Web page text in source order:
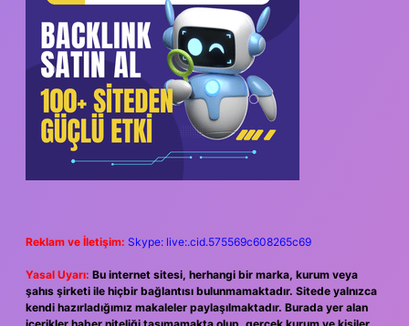
Reklam ve İletişim: Skype: live:.cid.575569c608265c69
Yasal Uyarı: Bu internet sitesi, herhangi bir marka, kurum veya
şahıs şirketi ile hiçbir bağlantısı bulunmamaktadır. Sitede yalnızca
kendi hazırladığımız makaleler paylaşılmaktadır. Burada yer alan